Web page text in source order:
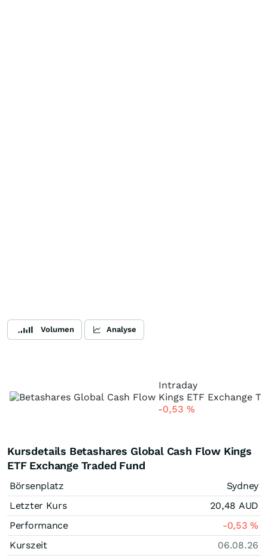
Volumen Analyse
Intraday
-0,53 %
Kursdetails Betashares Global Cash Flow Kings
ETF Exchange Traded Fund
Börsenplatz
Sydney
Letzter Kurs
20,48 AUD
Performance
-0,53%
Kurszeit
06.08.26